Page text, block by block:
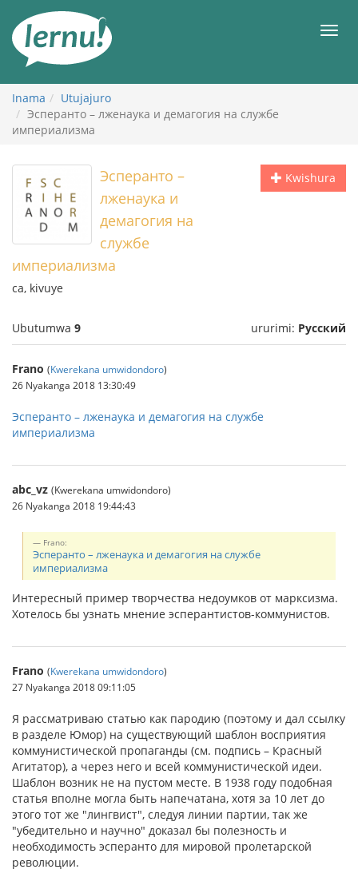
rupapuro
rw'ibirimwo
Inama
Utujajuro
Эсперанто – лженаука и демагогия на службе
империализма
Kwishura
Эсперанто –
лженаука и
демагогия на
службе
империализма
ca, kivuye
Ubutumwa 9 ururimi: Русский
Frano (Kwerekana umwidondoro)
26 Nyakanga 2018 13:30:49
Эсперанто – лженаука и демагогия на службе
империализма
abc_vz (Kwerekana umwidondoro)
26 Nyakanga 2018 19:44:43
Frano:
Эсперанто – лженаука и демагогия на службе
империализма
Интересный пример творчества недоумков от марксизма.
Хотелось бы узнать мнение эсперантистов-коммунистов.
Frano (Kwerekana umwidondoro)
27 Nyakanga 2018 09:11:05
Я рассматриваю статью как пародию (поэтому и дал ссылку
в разделе Юмор) на существующий шаблон восприятия
коммунистической пропаганды (см. подпись – Красный
Агитатор), а через него и всей коммунистической идеи.
Шаблон возник не на пустом месте. В 1938 году подобная
статья вполне могла быть напечатана, хотя за 10 лет до
этого тот же "лингвист", следуя линии партии, так же
"убедительно и научно" доказал бы полезность и
необходимость эсперанто для мировой пролетарской
революции.